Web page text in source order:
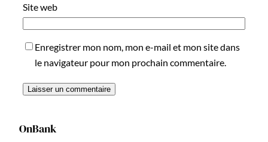
Site web
Enregistrer mon nom, mon e-mail et mon site dans
le navigateur pour mon prochain commentaire.
OnBank